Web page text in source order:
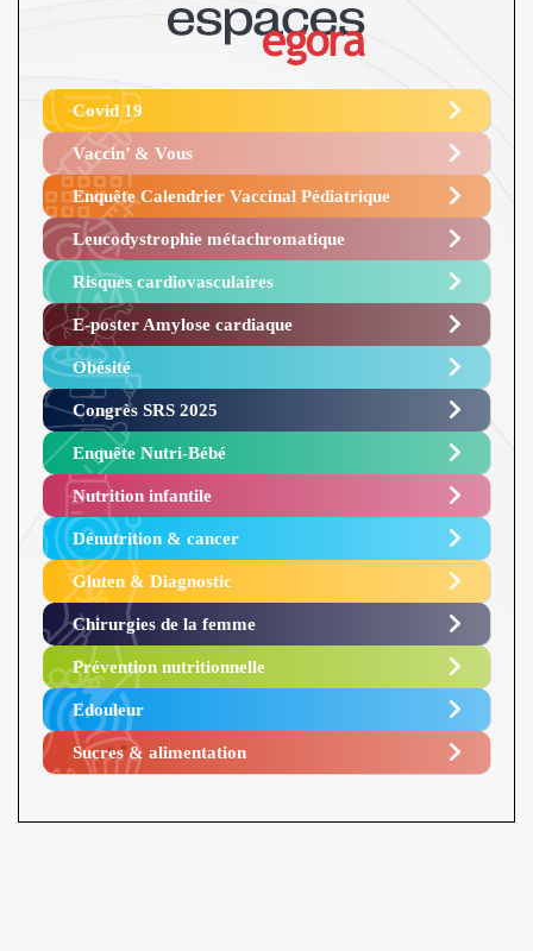
Covid 19
Vaccin’ & Vous
Enquête Calendrier Vaccinal Pédiatrique
Leucodystrophie métachromatique
Risques cardiovasculaires
E-poster Amylose cardiaque ​
Obésité ​
Congrès SRS 2025 ​
Enquête Nutri-Bébé ​
Nutrition infantile
Dénutrition & cancer
Gluten & Diagnostic
Chirurgies de la femme
Prévention nutritionnelle
Edouleur​
Sucres & alimentation​